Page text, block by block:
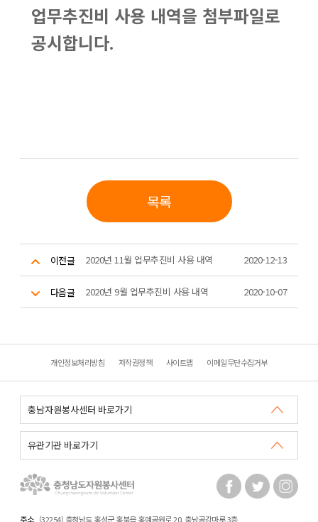
업무추진비 사용 내역을 첨부파일로
공시합니다.
목록
이전글 2020년 11월 업무추진비 사용 내역 2020-12-13
다음글 2020년 9월 업무추진비 사용 내역 2020-10-07
개인정보처리방침 저작권정책 사이트맵 이메일무단수집거부
주소 (32254) 충청남도 홍성군 홍북읍 홍예공원로 20. 충남공감마루 3층